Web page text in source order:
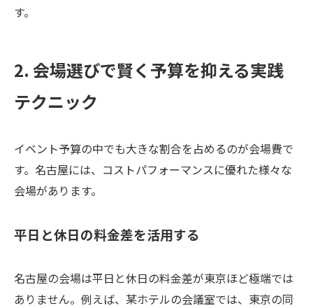
す。
2. 会場選びで賢く予算を抑える実践
テクニック
イベント予算の中でも大きな割合を占めるのが会場費で
す。名古屋には、コストパフォーマンスに優れた様々な
会場があります。
平日と休日の料金差を活用する
名古屋の会場は平日と休日の料金差が東京ほど極端では
ありません。例えば、某ホテルの会議室では、東京の同